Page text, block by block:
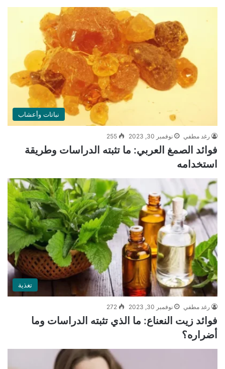
نباتات وأعشاب
رغد مطفي نوفمبر 30, 2023 255
فوائد الصمغ العربي: ما تثبته الدراسات وطريقة
استخدامه
تغذية
رغد مطفي نوفمبر 30, 2023 272
فوائد زيت النعناع: ما الذي تثبته الدراسات وما
أضراره؟